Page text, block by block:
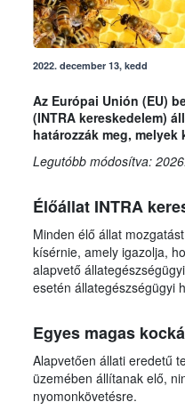
2022. december 13, kedd
Az Európai Unión (EU)
(INTRA kereskedelem)
határozzák meg,
Legutóbb módosítva:
Élőállat INTRA
Minden élő állat
kísérnie, amely igazolja,
alapvető
esetén állategészségügyi
Egyes magas
Alapvetően állati eredetű
üzemében állítanak elő,
nyomonkövetésre.